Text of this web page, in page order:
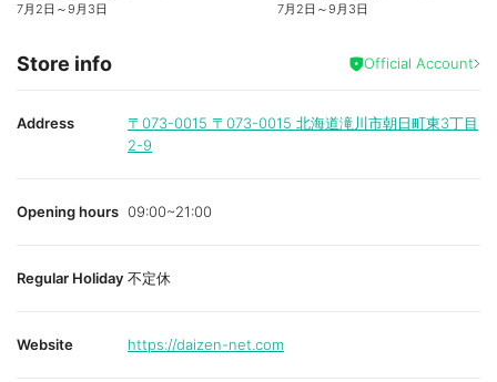
7月2日 ～9月3日 7月2日 ～9月3日
Store info Official Account
Address 〒073-0015 〒073-0015 北海道滝川市朝日町東3丁目
2-9
Opening hours 09:00~21:00
Regular Holiday 不定休
Website https://daizen-net.com